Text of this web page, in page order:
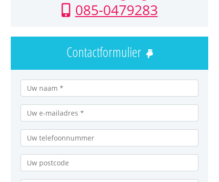
085-0479283
Contactformulier